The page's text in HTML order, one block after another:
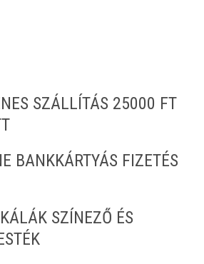
számára. A termékek széles
SZÁLLÍTÁS 25000 FT
BANKKÁRTYÁS FIZETÉS
SZÍNEZŐ ÉS